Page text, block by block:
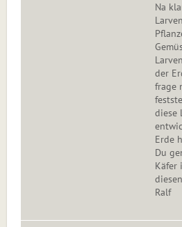
Na
der
frage
diese
Erde
Du
Käfer
Ralf